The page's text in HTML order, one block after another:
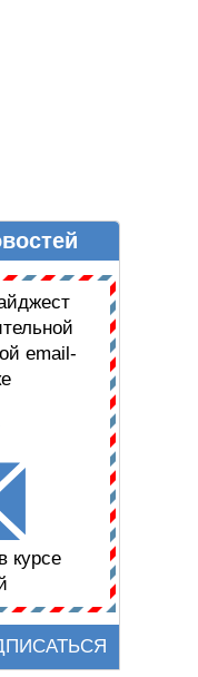
email-
курсе